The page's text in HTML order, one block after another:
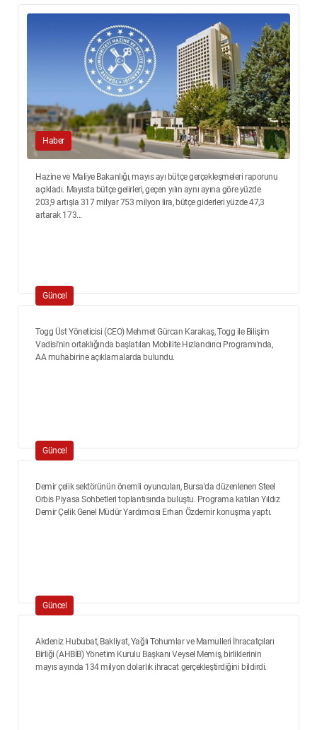
Haber
Hazine ve Maliye Bakanlığı, mayıs ayı bütçe gerçekleşmeleri raporunu
açıkladı. Mayısta bütçe gelirleri, geçen yılın aynı ayına göre yüzde
203,9 artışla 317 milyar 753 milyon lira, bütçe giderleri yüzde 47,3
artarak 173...
Güncel
Togg Üst Yöneticisi (CEO) Mehmet Gürcan Karakaş, Togg ile Bilişim
Vadisi'nin ortaklığında başlatılan Mobilite Hızlandırıcı Programı'nda,
AA muhabirine açıklamalarda bulundu.
Güncel
Demir çelik sektörünün önemli oyuncuları, Bursa'da düzenlenen Steel
Orbis Piyasa Sohbetleri toplantısında buluştu. Programa katılan Yıldız
Demir Çelik Genel Müdür Yardımcısı Erhan Özdemir konuşma yaptı.
Güncel
Akdeniz Hububat, Bakliyat, Yağlı Tohumlar ve Mamulleri İhracatçıları
Birliği (AHBİB) Yönetim Kurulu Başkanı Veysel Memiş, birliklerinin
mayıs ayında 134 milyon dolarlık ihracat gerçekleştirdiğini bildirdi.